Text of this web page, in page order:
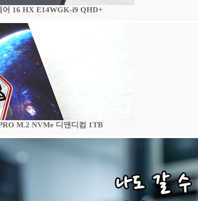
어 16 HX E14WGK-i9 QHD+
M.2 NVMe 디앤디컴 1TB